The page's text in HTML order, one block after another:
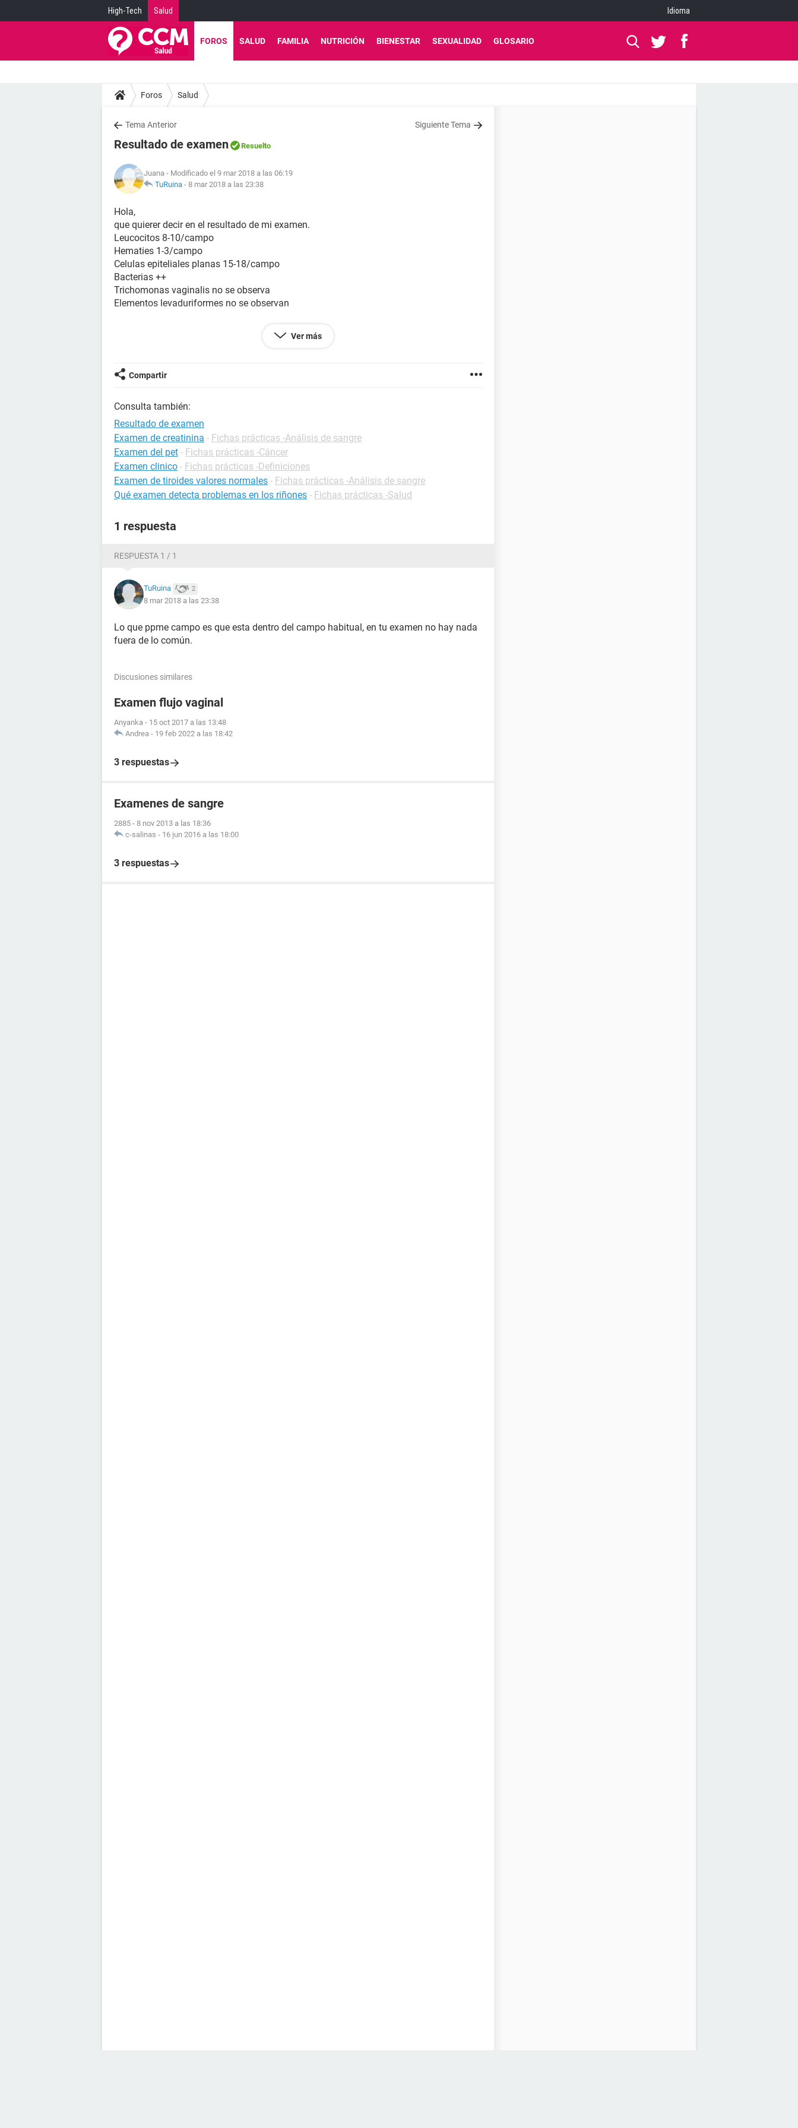
High-Tech Salud Idioma
FOROS SALUD FAMILIA NUTRICIÓN BIENESTAR SEXUALIDAD GLOSARIO
Foros Salud
Tema Anterior Siguiente Tema
Resultado de examen Resuelto
Juana - Modificado el 9 mar 2018 a las 06:19
TuRuina - 8 mar 2018 a las 23:38
Hola,
que quierer decir en el resultado de mi examen.
Leucocitos 8-10/campo
Hematies 1-3/campo
Celulas epiteliales planas 15-18/campo
Bacterias ++
Trichomonas vaginalis no se observa
Elementos levaduriformes no se observan
Ver más
Compartir
Consulta también:
Resultado de examen
Examen de creatinina - Fichas prácticas -Análisis de sangre
Examen del pet - Fichas prácticas -Cáncer
Examen clinico - Fichas prácticas -Definiciones
Examen de tiroides valores normales - Fichas prácticas -Análisis de sangre
Qué examen detecta problemas en los riñones - Fichas prácticas -Salud
1 respuesta
RESPUESTA 1 / 1
TuRuina 2
8 mar 2018 a las 23:38
Lo que ppme campo es que esta dentro del campo habitual, en tu examen no hay nada
fuera de lo común.
Discusiones similares
Examen flujo vaginal
Anyanka - 15 oct 2017 a las 13:48
Andrea - 19 feb 2022 a las 18:42
3 respuestas
Examenes de sangre
2885 - 8 nov 2013 a las 18:36
c-salinas - 16 jun 2016 a las 18:00
3 respuestas